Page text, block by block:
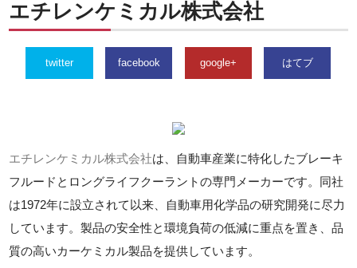
エチレンケミカル株式会社
twitter facebook google+ はてブ
エチレンケミカル株式会社は、自動車産業に特化したブレーキ
フルードとロングライフクーラントの専門メーカーです。同社
は1972年に設立されて以来、自動車用化学品の研究開発に尽力
しています。製品の安全性と環境負荷の低減に重点を置き、品
質の高いカーケミカル製品を提供しています。